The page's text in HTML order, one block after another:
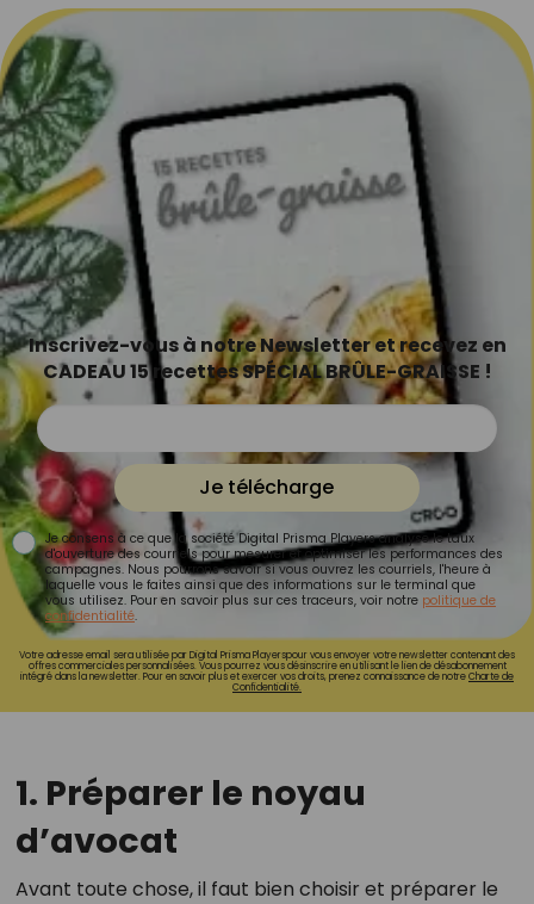
Inscrivez-vous à notre Newsletter et recevez en
CADEAU 15 recettes SPÉCIAL BRÛLE-GRAISSE !
Je télécharge
Je consens à ce que la société Digital Prisma Players analyse le taux
d'ouverture des courriels pour mesurer et optimiser les performances des
campagnes. Nous pourrons savoir si vous ouvrez les courriels, l'heure à
laquelle vous le faites ainsi que des informations sur le terminal que
vous utilisez. Pour en savoir plus sur ces traceurs, voir notre politique de
confidentialité.
Votre adresse email sera utilisée par Digital Prisma Playerspour vous envoyer votre newsletter contenant des
offres commerciales personnalisées. Vous pourrez vous désinscrire en utilisant le lien de désabonnement
intégré dans la newsletter. Pour en savoir plus et exercer vos droits, prenez connaissance de notreCharte de
Confidentialité.
1. Préparer le noyau
d’avocat
Avant toute chose, il faut bien choisir et préparer le